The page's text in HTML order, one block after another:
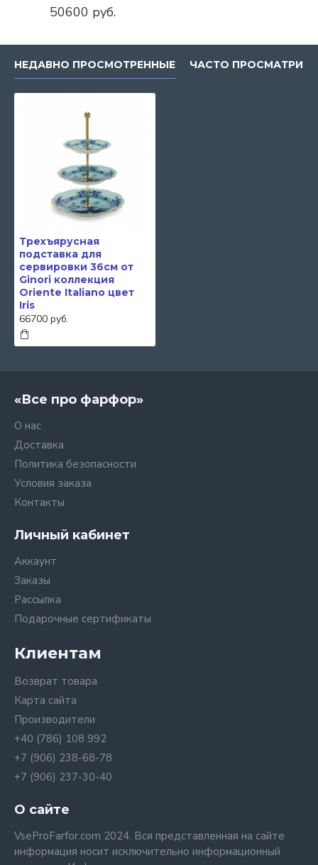
50600 руб.
НЕДАВНО ПРОСМОТРЕННЫЕ ЧАСТО
Трехъярусная
подставка для
сервировки 36см от
Ginori коллекция
Oriente Italiano цвет
Iris
66700 руб.
«Все про фарфор»
О нас
Доставка
Политика безопасности
Условия заказа
Контакты
Личный кабинет
Аккаунт
Заказы
Рассылка
Подарочные сертификаты
Клиентам
Возврат товара
Карта сайта
Производители
+40 (786) 108 992
+7 (906) 238-68-78
+7 (906) 237-30-40
О сайте
VseProFarfor.com 2024. Вся представленная на сайте
информация носит исключительно информационный